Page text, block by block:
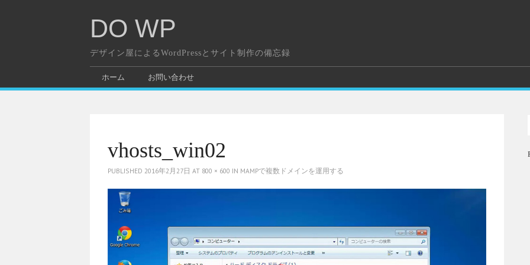
DO WP
デザイン屋によるWordPressとサイト制作の備忘録
ホーム お問い合わせ
vhosts_win02
PUBLISHED 2016年2月27日 AT 800 × 600 IN MAMPで複数ドメインを運用する